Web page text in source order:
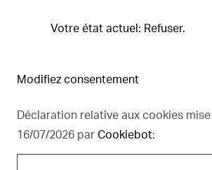
Votre état ​​actuel: Refuser.
Modifiez consentement
Déclaration relative aux cookies
16/07/2026 parCookiebot: